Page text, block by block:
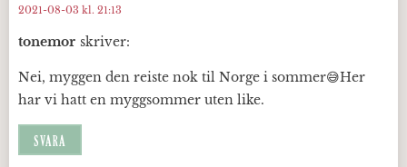
tonemor skriver:
2021-08-03 kl. 21:13
Nei, myggen den reiste nok til Norge i sommer😅Her
har vi hatt en myggsommer uten like.
SVARA